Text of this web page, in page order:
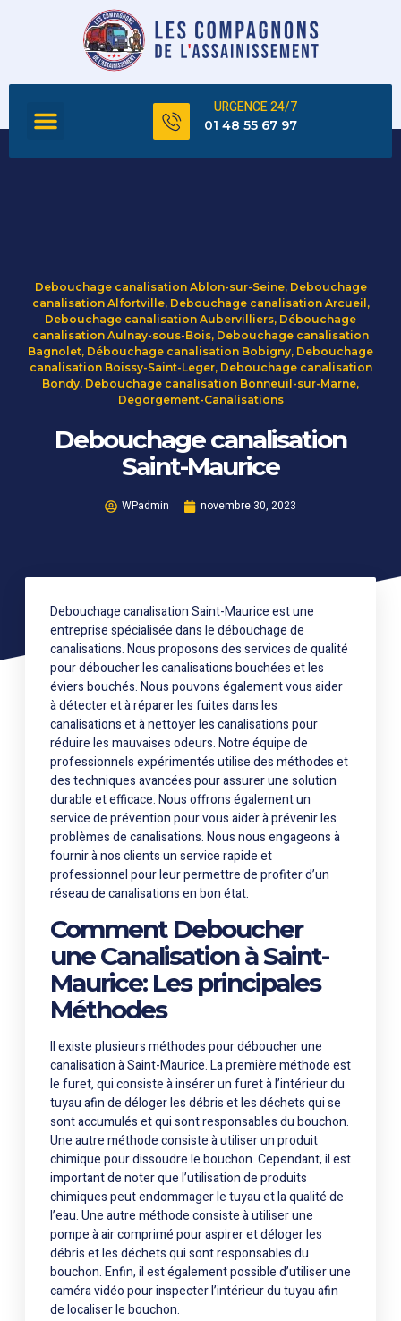
URGENCE 24/7
01 48 55 67 97
Debouchage canalisation Ablon-sur-Seine, Debouchage
canalisation Alfortville, Debouchage canalisation Arcueil ,
Debouchage canalisation Aubervilliers, Débouchage
canalisation Aulnay-sous-Bois, Debouchage canalisation
Bagnolet, Débouchage canalisation Bobigny, Debouchage
canalisation Boissy-Saint-Leger, Debouchage canalisation
Bondy, Debouchage canalisation Bonneuil-sur-Marne,
Degorgement-Canalisations
Debouchage canalisation
Saint-Maurice
WPadmin novembre 30, 2023
Debouchage canalisation Saint-Maurice est une
entreprise spécialisée dans le débouchage de
canalisations. Nous proposons des services de qualité
pour déboucher les canalisations bouchées et les
éviers bouchés. Nous pouvons également vous aider
à détecter et à réparer les fuites dans les
canalisations et à nettoyer les canalisations pour
réduire les mauvaises odeurs. Notre équipe de
professionnels expérimentés utilise des méthodes et
des techniques avancées pour assurer une solution
durable et efficace. Nous offrons également un
service de prévention pour vous aider à prévenir les
problèmes de canalisations. Nous nous engageons à
fournir à nos clients un service rapide et
professionnel pour leur permettre de profiter d’un
réseau de canalisations en bon état.
Comment Deboucher
une Canalisation à Saint-
Maurice: Les principales
Méthodes
Il existe plusieurs méthodes pour déboucher une
canalisation à Saint-Maurice. La première méthode est
le furet, qui consiste à insérer un furet à l’intérieur du
tuyau afin de déloger les débris et les déchets qui se
sont accumulés et qui sont responsables du bouchon.
Une autre méthode consiste à utiliser un produit
chimique pour dissoudre le bouchon. Cependant, il est
important de noter que l’utilisation de produits
chimiques peut endommager le tuyau et la qualité de
l’eau. Une autre méthode consiste à utiliser une
pompe à air comprimé pour aspirer et déloger les
débris et les déchets qui sont responsables du
bouchon. Enfin, il est également possible d’utiliser une
caméra vidéo pour inspecter l’intérieur du tuyau afin
de localiser le bouchon.